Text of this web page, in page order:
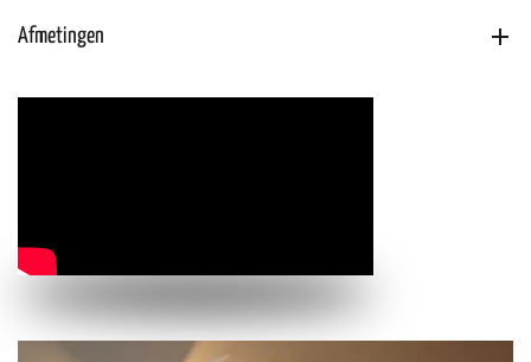
Afmetingen